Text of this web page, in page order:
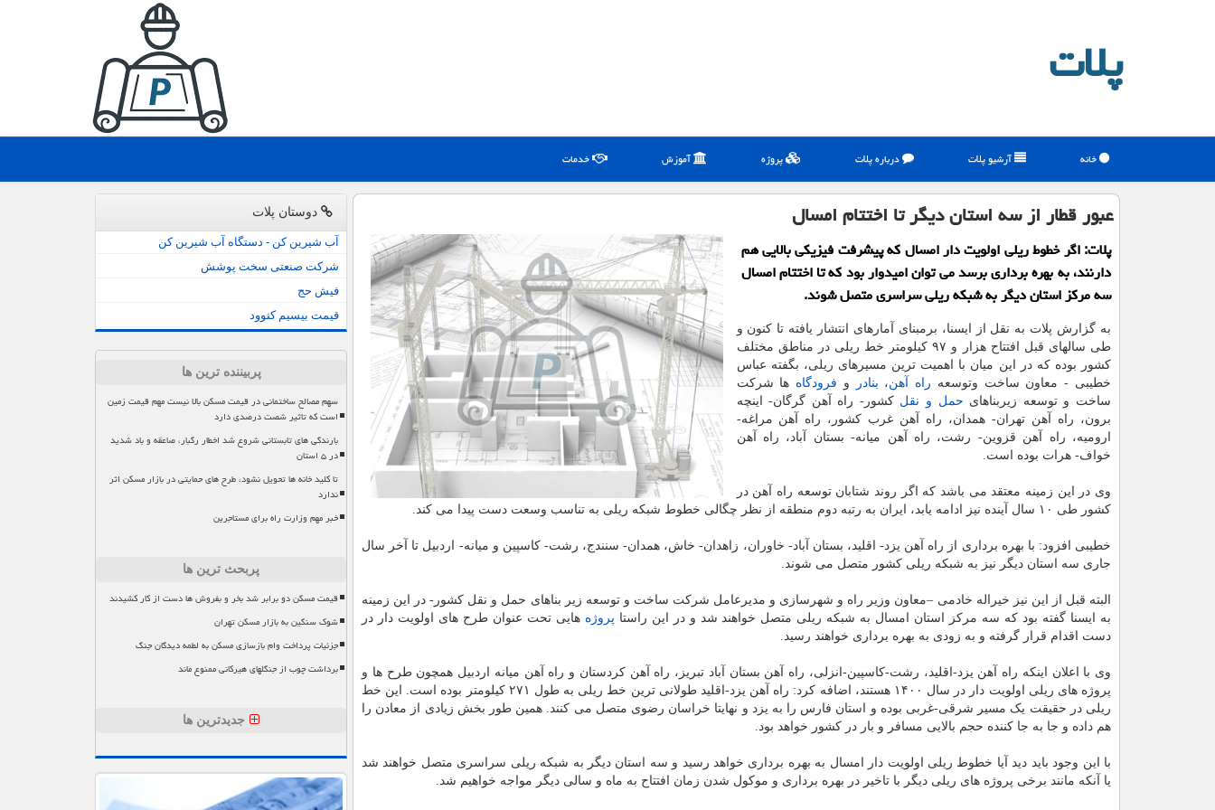
پلات
خانه آرشیو پلات درباره پلات پروژه آموزش خدمات
عبور قطار از سه استان دیگر تا اختتام امسال
پلات: اگر خطوط ریلی اولویت دار امسال که پیشرفت فیزیکی بالایی هم
دارنند، به بهره برداری برسد می توان امیدوار بود که تا اختتام امسال
سه مرکز استان دیگر به شبکه ریلی سراسری متصل شوند.
به گزارش پلات به نقل از ایسنا، برمبنای آمارهای انتشار یافته تا کنون و
طی سالهای قبل افتتاح هزار و ۹۷ کیلومتر خط ریلی در مناطق مختلف
کشور بوده که در این میان با اهمیت ترین مسیرهای ریلی، بگفته عباس
خطیبی - معاون ساخت وتوسعه راه آهن، بنادر و فرودگاه ها شرکت
ساخت و توسعه زیربناهای حمل و نقل کشور- راه آهن گرگان- اینچه
برون، راه آهن تهران- همدان، راه آهن غرب کشور، راه آهن مراغه-
ارومیه، راه آهن قزوین- رشت، راه آهن میانه- بستان آباد، راه آهن
خواف- هرات بوده است.
وی در این زمینه معتقد می باشد که اگر روند شتابان توسعه راه آهن در
کشور طی ۱۰ سال آینده نیز ادامه یابد، ایران به رتبه دوم منطقه از نظر چگالی خطوط شبکه ریلی به تناسب وسعت دست پیدا می کند.
خطیبی افزود: با بهره برداری از راه آهن یزد- اقلید، بستان آباد- خاوران، زاهدان- خاش، همدان- سنندج، رشت- کاسپین و میانه- اردبیل تا آخر سال
جاری سه استان دیگر نیز به شبکه ریلی کشور متصل می شوند.
البته قبل از این نیز خیراله خادمی –معاون وزیر راه و شهرسازی و مدیرعامل شرکت ساخت و توسعه زیر بناهای حمل و نقل کشور- در این زمینه
به ایسنا گفته بود که سه مرکز استان امسال به شبکه ریلی متصل خواهند شد و در این راستا پروژه هایی تحت عنوان طرح های اولویت دار در
دست اقدام قرار گرفته و به زودی به بهره برداری خواهند رسید.
وی با اعلان اینکه راه آهن یزد-اقلید، رشت-کاسپین-انزلی، راه آهن بستان آباد تبریز، راه آهن کردستان و راه آهن میانه اردبیل همچون طرح ها و
پروژه های ریلی اولویت دار در سال ۱۴۰۰ هستند، اضافه کرد: راه آهن یزد-اقلید طولانی ترین خط ریلی به طول ۲۷۱ کیلومتر بوده است. این خط
ریلی در حقیقت یک مسیر شرقی-غربی بوده و استان فارس را به یزد و نهایتا خراسان رضوی متصل می کنند. همین طور بخش زیادی از معادن را
هم داده و جا به جا کننده حجم بالایی مسافر و بار در کشور خواهد بود.
با این وجود باید دید آیا خطوط ریلی اولویت دار امسال به بهره برداری خواهد رسید و سه استان دیگر به شبکه ریلی سراسری متصل خواهند شد
یا آنکه مانند برخی پروژه های ریلی دیگر با تاخیر در بهره برداری و موکول شدن زمان افتتاح به ماه و سالی دیگر مواجه خواهیم شد.
دوستان پلات
آب شیرین کن - دستگاه آب شیرین کن
شرکت صنعتی سخت پوشش
فیش حج
قیمت بیسیم کنوود
پربیننده ترین ها
سهم مصالح ساختمانی در قیمت مسکن بالا نیست مهم قیمت زمین
است که تاثیر شصت درصدی دارد
بارندگی های تابستانی شروع شد اخطار رگبار، صاعقه و باد شدید
در ۵ استان
تا کلید خانه ها تحویل نشود، طرح های حمایتی در بازار مسکن اثر
ندارد
خبر مهم وزارت راه برای مستاجرین
پربحث ترین ها
قیمت مسکن دو برابر شد بخر و بفروش ها دست از کار کشیدند
شوک سنگین به بازار مسکن تهران
جزئیات پرداخت وام بازسازی مسکن به لطمه دیدگان جنگ
برداشت چوب از جنگلهای هیرکانی ممنوع ماند
جدیدترین ها